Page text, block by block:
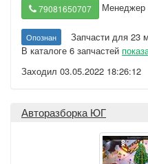
79081650707 Менеджер
Опознан Запчасти для 23
В каталоге 6 запчастей
Заходил 03.05.2022 18:26:12
Авторазборка ЮГ